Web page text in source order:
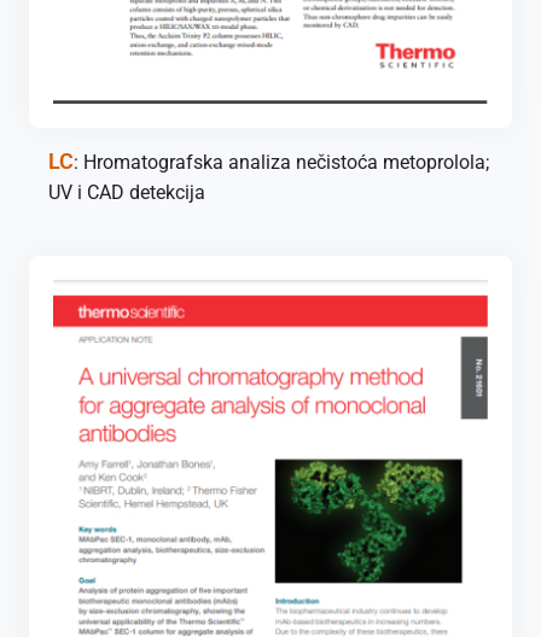
LC: Hromatografska analiza nečistoća metoprolola;
UV i CAD detekcija